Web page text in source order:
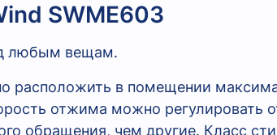
SWME603
любым вещам.
расположить в помещении
отжима можно регулировать
обращения, чем другие. Класс